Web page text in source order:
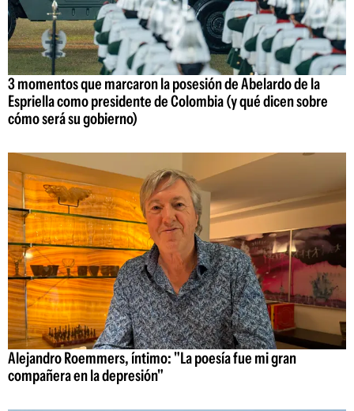
3 momentos que marcaron la posesión de Abelardo de la
Espriella como presidente de Colombia (y qué dicen sobre
cómo será su gobierno)
Alejandro Roemmers, íntimo: "La poesía fue mi gran
compañera en la depresión"